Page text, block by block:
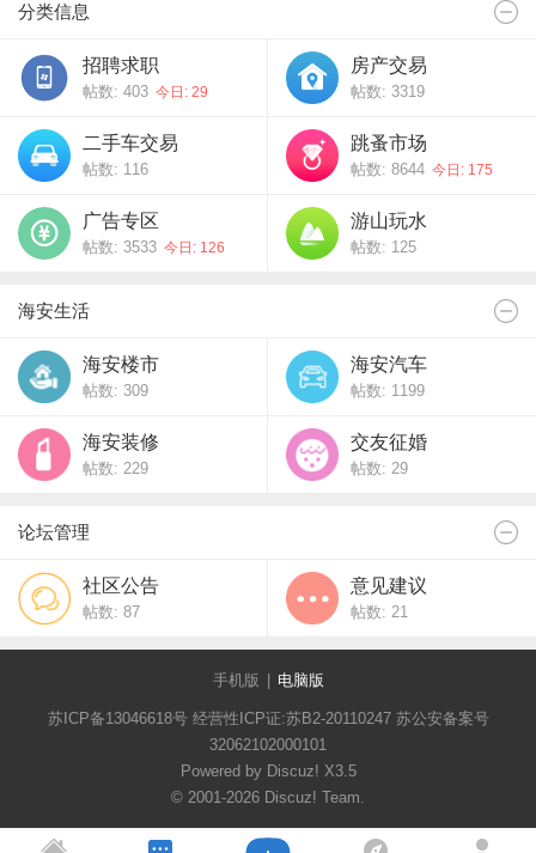
分类信息
招聘求职
帖数: 403 今日: 29
房产交易
帖数: 3319
二手车交易
帖数: 116
跳蚤市场
帖数: 8644 今日: 175
广告专区
帖数: 3533 今日: 126
游山玩水
帖数: 125
海安生活
海安楼市
帖数: 309
海安汽车
帖数: 1199
海安装修
帖数: 229
交友征婚
帖数: 29
论坛管理
社区公告
帖数: 87
意见建议
帖数: 21
手机版 电脑版
苏ICP备13046618号 经营性ICP证:苏B2-20110247 苏公安备案号
32062102000101
Powered by Discuz! X3.5
© 2001-2026 Discuz! Team.